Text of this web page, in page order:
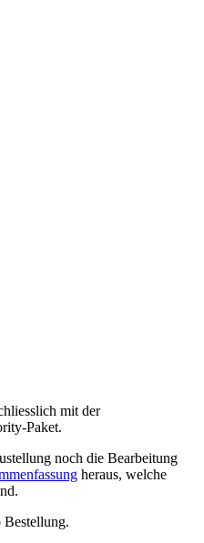
mit der
Paket.
noch die Bearbeitung
heraus, welche
Bestellung.